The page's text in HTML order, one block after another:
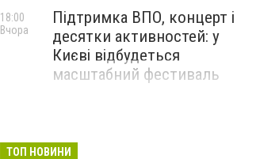
Підтримка ВПО, концерт і
десятки активностей: у
Києві відбудеться
масштабний фестиваль
18:00
Вчора
ТОП НОВИНИ